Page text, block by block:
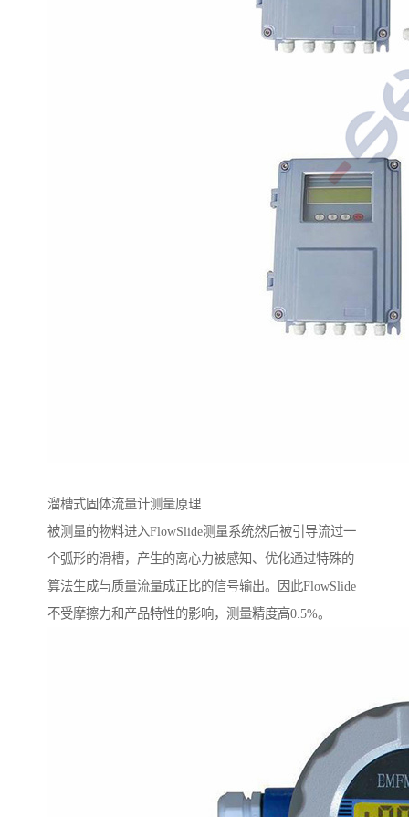
溜槽式固体流量计测量原理
被测量的物料进入FlowSlide测量系统然后被引导流过一
个弧形的滑槽，产生的离心力被感知、优化通过特殊的
算法生成与质量流量成正比的信号输出。因此FlowSlide
不受摩擦力和产品特性的影响，测量精度高0.5%。